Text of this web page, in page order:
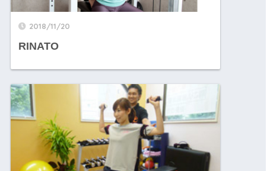
2018/11/20
RINATO